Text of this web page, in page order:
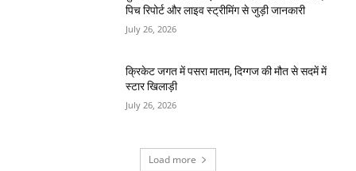
पिच रिपोर्ट और लाइव स्ट्रीमिंग से जुड़ी जानकारी
July 26, 2026
क्रिकेट जगत में पसरा मातम, दिग्गज की मौत से सदमें में
स्टार खिलाड़ी
July 26, 2026
Load more